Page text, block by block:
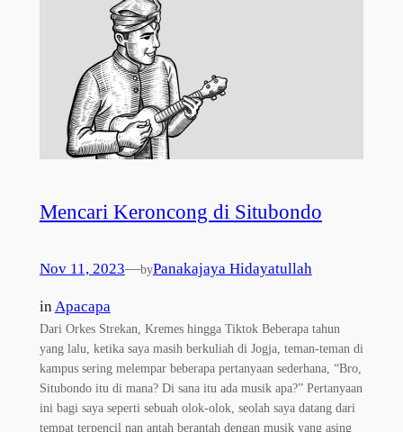
Mencari Keroncong di Situbondo
Nov 11, 2023—byPanakajaya Hidayatullah
inApacapa
Dari Orkes Strekan, Kremes hingga Tiktok Beberapa tahun
yang lalu, ketika saya masih berkuliah di Jogja, teman-teman di
kampus sering melempar beberapa pertanyaan sederhana, “Bro,
Situbondo itu di mana? Di sana itu ada musik apa?” Pertanyaan
ini bagi saya seperti sebuah olok-olok, seolah saya datang dari
tempat terpencil nan antah berantah dengan musik yang asing